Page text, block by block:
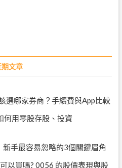
文章
選哪家券商？手續費與App比較
何用零股存股、投資
手最容易忽略的3個關鍵眉角
以買嗎? 0056 的股價表現與股